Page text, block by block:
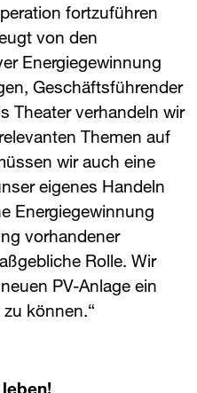
fortzuführen
von den
Energiegewinnung
Geschäftsführender
Theater verhandeln wir
Themen auf
wir auch eine
eigenes Handeln
Energiegewinnung
vorhandener
Rolle. Wir
PV-Anlage ein
können.“
leben!